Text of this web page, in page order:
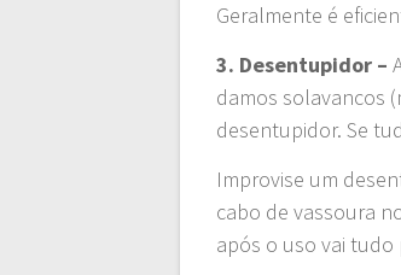
Geralmente é
3. Desentupidor –
damos solavancos
desentupidor. Se
Improvise um
cabo de vassoura
após o uso vai tudo